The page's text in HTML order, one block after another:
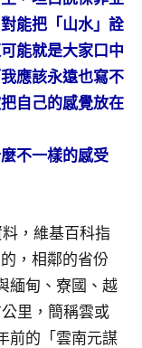
能把「山水」詮
能就是大家口中
應該永遠也寫不
自己的感覺放在
不一樣的感受
，維基百科指
，相鄰的省份
緬甸、寮國、越
里，簡稱雲或
前的「雲南元謀